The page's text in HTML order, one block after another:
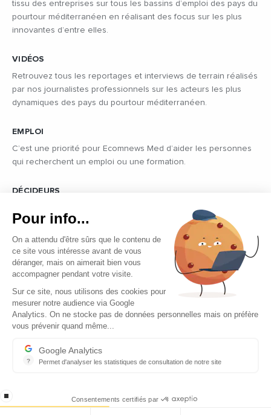
tissu des entreprises sur tous les bassins d’emploi des pays du
pourtour méditerranéen en réalisant des focus sur les plus
innovantes d’entre elles.
VIDÉOS
Retrouvez tous les reportages et interviews de terrain réalisés
par nos journalistes professionnels sur les acteurs les plus
dynamiques des pays du pourtour méditerranéen.
EMPLOI
C’est une priorité pour Ecomnews Med d’aider les personnes
qui recherchent un emploi ou une formation.
DÉCIDEURS
politique des pays du pourtour de la Méditerranée.
Copyright © 2026 - Tous droits réservés
Qui sommes-nous ?
Contact
Mentions légales
Pour info...
On a attendu d'être sûrs que le contenu de
ce site vous intéresse avant de vous
déranger, mais on aimerait bien vous
accompagner pendant votre visite.
Sur ce site, nous utilisons des cookies pour
mesurer notre audience via Google
Analytics. On ne stocke pas de données personnelles mais on préfère
vous prévenir quand même...
?
Google Analytics
Permet d'analyser les statistiques de consultation de notre site
stop loading Consentements certifiés par